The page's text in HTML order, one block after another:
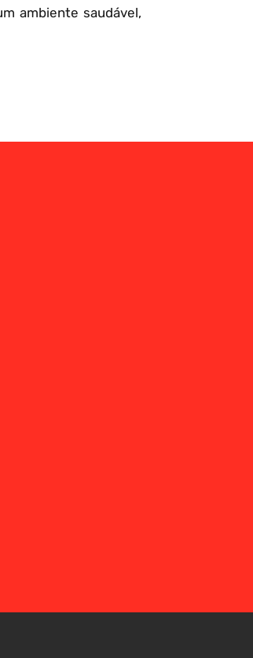
ambiente saudável,